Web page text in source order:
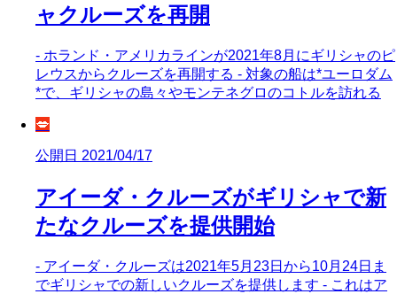
ャクルーズを再開
- ホランド・アメリカラインが2021年8月にギリシャのピ
レウスからクルーズを再開する - 対象の船は*ユーロダム
*で、ギリシャの島々やモンテネグロのコトルを訪れる
💋
公開日 2021/04/17
アイーダ・クルーズがギリシャで新
たなクルーズを提供開始
- アイーダ・クルーズは2021年5月23日から10月24日ま
でギリシャでの新しいクルーズを提供します - これはア